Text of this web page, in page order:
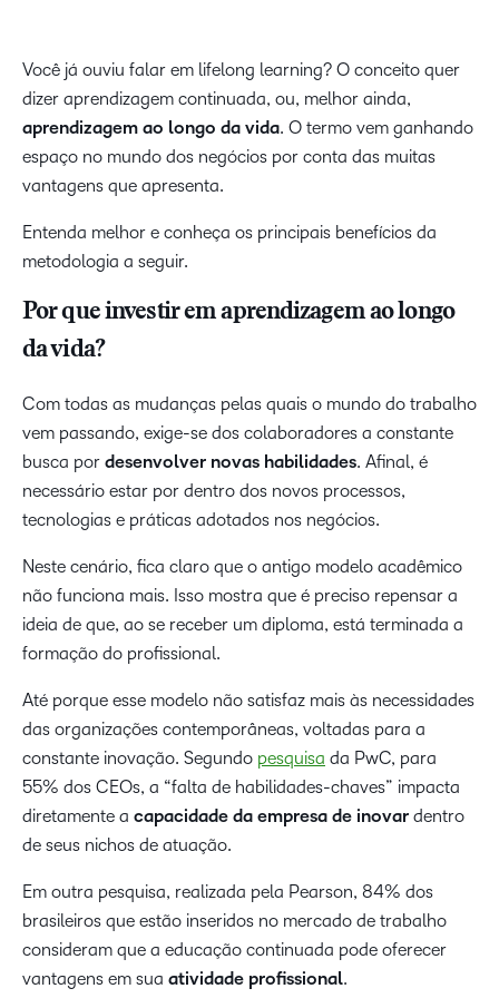
Você já ouviu falar em lifelong learning? O conceito quer
dizer aprendizagem continuada, ou, melhor ainda,
aprendizagem ao longo da vida. O termo vem ganhando
espaço no mundo dos negócios por conta das muitas
vantagens que apresenta.
Entenda melhor e conheça os principais benefícios da
metodologia a seguir.
Por que investir em aprendizagem ao longo
da vida?
Com todas as mudanças pelas quais o mundo do trabalho
vem passando, exige-se dos colaboradores a constante
busca por desenvolver novas habilidades. Afinal, é
necessário estar por dentro dos novos processos,
tecnologias e práticas adotados nos negócios.
Neste cenário, fica claro que o antigo modelo acadêmico
não funciona mais. Isso mostra que é preciso repensar a
ideia de que, ao se receber um diploma, está terminada a
formação do profissional.
Até porque esse modelo não satisfaz mais às necessidades
das organizações contemporâneas, voltadas para a
constante inovação. Segundo pesquisa da PwC, para
55% dos CEOs, a “falta de habilidades-chaves” impacta
diretamente a capacidade da empresa de inovar dentro
de seus nichos de atuação.
Em outra pesquisa, realizada pela Pearson, 84% dos
brasileiros que estão inseridos no mercado de trabalho
consideram que a educação continuada pode oferecer
vantagens em sua atividade profissional.